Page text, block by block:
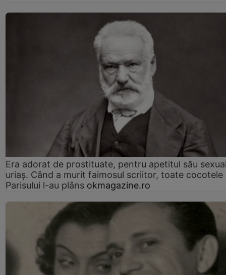
Era adorat de prostituate, pentru apetitul său
uriaș. Când a murit faimosul scriitor, toate cocotele
Parisului l-au plâns okmagazine.ro